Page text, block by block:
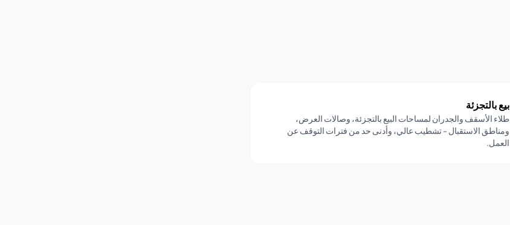
بيع بالتجزئة
طلاء الأسقف والجدران لمساحات البيع بالتجزئة، وصالات العرض،
ومناطق الاستقبال - تشطيب عالي، وأدنى حد من فترات التوقف عن
العمل.